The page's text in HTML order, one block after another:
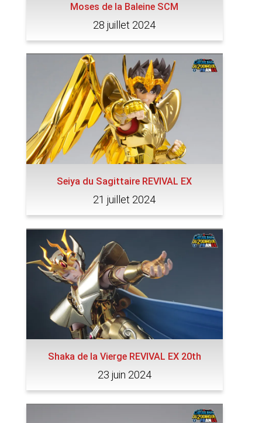
Moses de la Baleine SCM
28 juillet 2024
Seiya du Sagittaire REVIVAL EX
21 juillet 2024
Shaka de la Vierge REVIVAL EX 20th
23 juin 2024